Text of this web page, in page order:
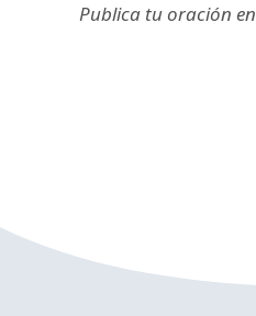
Publica tu oración